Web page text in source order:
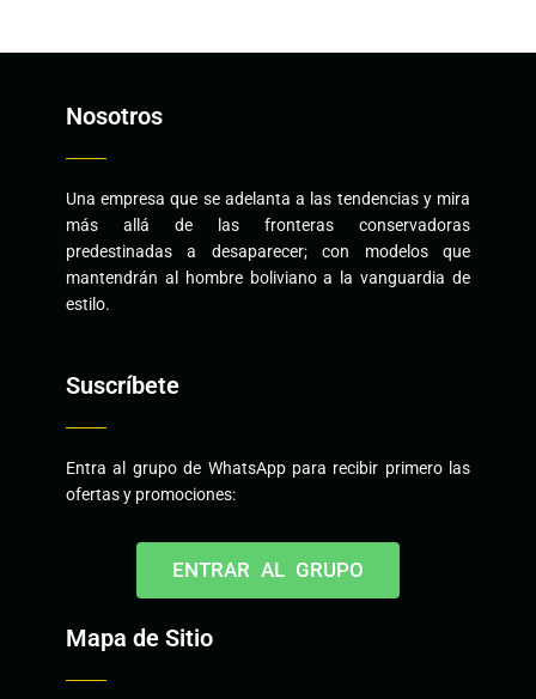
Nosotros
Una empresa que se adelanta a las tendencias y mira
más allá de las fronteras conservadoras
predestinadas a desaparecer; con modelos que
mantendrán al hombre boliviano a la vanguardia de
estilo.
Suscríbete
Entra al grupo de WhatsApp para recibir primero las
ofertas y promociones:
ENTRAR AL GRUPO
Mapa de Sitio